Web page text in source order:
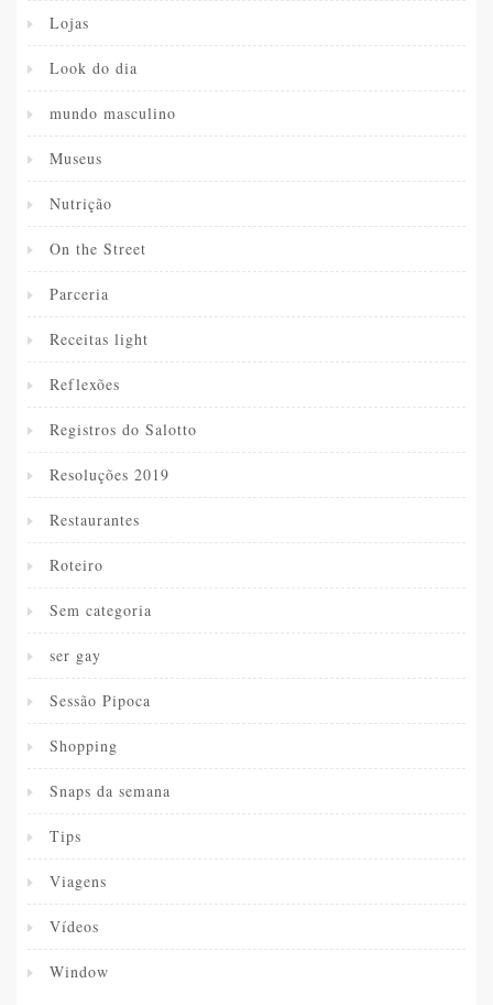
Lojas
Look do dia
mundo masculino
Museus
Nutrição
On the Street
Parceria
Receitas light
Reflexões
Registros do Salotto
Resoluções 2019
Restaurantes
Roteiro
Sem categoria
ser gay
Sessão Pipoca
Shopping
Snaps da semana
Tips
Viagens
Vídeos
Window